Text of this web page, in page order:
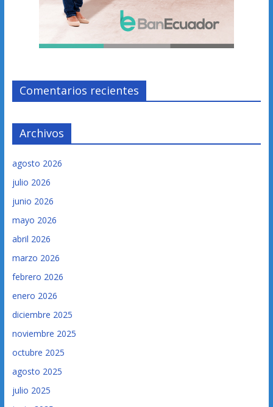
Comentarios recientes
Archivos
agosto 2026
julio 2026
junio 2026
mayo 2026
abril 2026
marzo 2026
febrero 2026
enero 2026
diciembre 2025
noviembre 2025
octubre 2025
agosto 2025
julio 2025